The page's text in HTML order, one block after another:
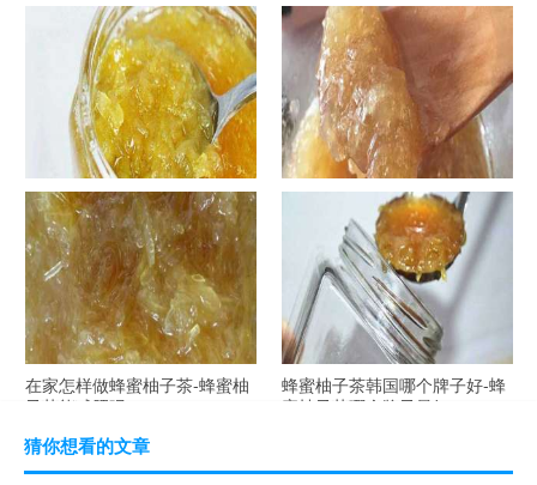
罐装蜂蜜柚子茶胖吗-蜂蜜柚子
茶喝了会发胖吗？
在家怎样做蜂蜜柚子茶-喝蜂蜜
柚子茶有哪些禁忌？
自制蜂蜜柚子茶-蜂蜜柚子茶最
容易做什么？
在家怎样做蜂蜜柚子茶-蜂蜜柚
子茶可以解酒吗？
在家怎样做蜂蜜柚子茶-蜂蜜柚
子茶能减肥吗？
蜂蜜柚子茶韩国哪个牌子好-蜂
蜜柚子茶哪个牌子最好？
猜你想看的文章